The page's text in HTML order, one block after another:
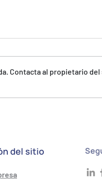
MINIREMOLQUE
Contacta al propietario
del sitio